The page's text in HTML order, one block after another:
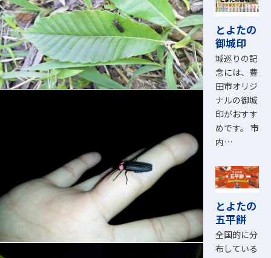
とよたの
御城印
城巡りの記
念には、豊
田市オリジ
ナルの御城
印がおすす
めです。 市
内…
とよたの
五平餅
全国的に分
布している